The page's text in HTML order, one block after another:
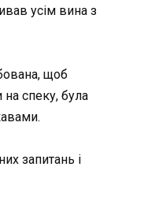
усім вина з
щоб
спеку, була
запитань і